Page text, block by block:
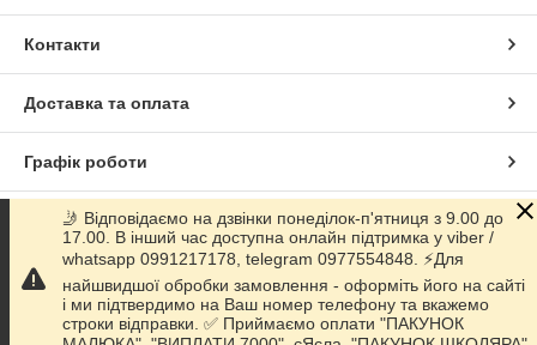
Контакти
Доставка та оплата
Графік роботи
Повна версія сайту
Сайт створено на маркетплейсіProm.ua
Політика конфіденційності
🤳 Відповідаємо на дзвінки понеділок-п'ятниця з 9.00 до
17.00. В інший час доступна онлайн підтримка у viber /
whatsapp 0991217178, telegram 0977554848. ⚡️Для
найшвидшої обробки замовлення - оформіть його на сайті
і ми підтвердимо на Ваш номер телефону та вкажемо
строки відправки. ✅ Приймаємо оплати "ПАКУНОК